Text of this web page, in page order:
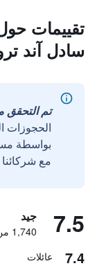
تقييمات
سادل آند
تم التحقق منه
الحجوزات
مع
7.5 جيد
1,740 من التقييمات تم التحقق منها
7.4 عائلات